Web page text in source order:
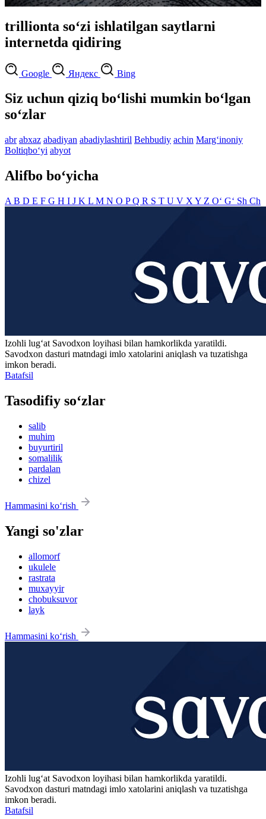
trillionta so‘zi ishlatilgan saytlarni
internetda qidiring
Google Яндекс Bing
Siz uchun qiziq bo‘lishi mumkin bo‘lgan
so‘zlar
abr abxaz abadiyan abadiylashtiril Behbudiy achin Marg‘inoniy
Boltiqbo‘yi abyot
Alifbo bo‘yicha
A B D E F G H I J K L M N O PQ R S T U V X Y Z O‘ G‘ Sh Ch
Izohli lugʻat Savodxon loyihasi bilan hamkorlikda yaratildi.
Savodxon dasturi matndagi imlo xatolarini aniqlash va tuzatishga
imkon beradi.
Batafsil
Tasodifiy so‘zlar
salib
muhim
buyurtiril
somalilik
pardalan
chizel
Hammasini ko‘rish
Yangi so'zlar
allomorf
ukulele
rastrata
muxayyir
chobuksuvor
layk
Hammasini ko‘rish
Izohli lugʻat Savodxon loyihasi bilan hamkorlikda yaratildi.
Savodxon dasturi matndagi imlo xatolarini aniqlash va tuzatishga
imkon beradi.
Batafsil